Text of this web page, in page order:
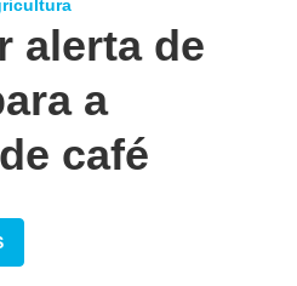
alerta de
a
café